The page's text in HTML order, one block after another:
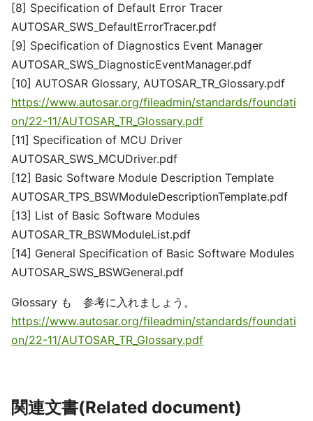
[8] Specification of Default Error Tracer
AUTOSAR_SWS_DefaultErrorTracer.pdf
[9] Specification of Diagnostics Event Manager
AUTOSAR_SWS_DiagnosticEventManager.pdf
[10] AUTOSAR Glossary, AUTOSAR_TR_Glossary.pdf
https://www.autosar.org/fileadmin/standards/foundati
on/22-11/AUTOSAR_TR_Glossary.pdf
[11] Specification of MCU Driver
AUTOSAR_SWS_MCUDriver.pdf
[12] Basic Software Module Description Template
AUTOSAR_TPS_BSWModuleDescriptionTemplate.pdf
[13] List of Basic Software Modules
AUTOSAR_TR_BSWModuleList.pdf
[14] General Specification of Basic Software Modules
AUTOSAR_SWS_BSWGeneral.pdf
Glossary も 参考に入れましょう。
https://www.autosar.org/fileadmin/standards/foundati
on/22-11/AUTOSAR_TR_Glossary.pdf
関連文書(Related document)